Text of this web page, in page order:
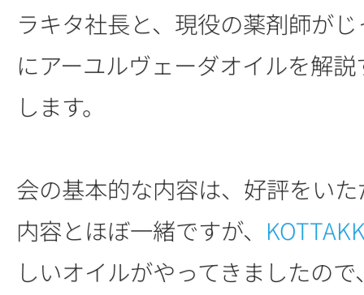
ラキタ社長と、現役の薬剤師が
にアーユルヴェーダオイルを解
します。
会の基本的な内容は、好評をい
内容とほぼ一緒ですが、
しいオイルがやってきましたの